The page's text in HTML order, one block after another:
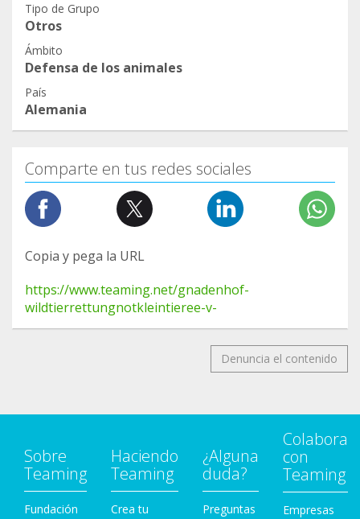
Tipo de Grupo
Otros
Ámbito
Defensa de los animales
País
Alemania
Comparte en tus redes sociales
Copia y pega la URL
https://www.teaming.net/gnadenhof-
wildtierrettungnotkleintieree-v-
Denuncia el contenido
Sobre
Teaming
Fundación
Haciendo
Teaming
Crea tu
¿Alguna
duda?
Preguntas
Colabora
con
Teaming
Empresas